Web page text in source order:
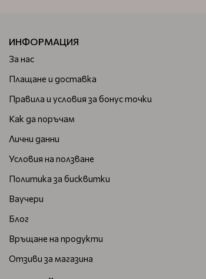
ИНФОРМАЦИЯ
За нас
Плащане и доставка
Правила и условия за бонус точки
Как да поръчам
Лични данни
Условия на ползване
Политика за бисквитки
Ваучери
Блог
Връщане на продукти
Отзиви за магазина